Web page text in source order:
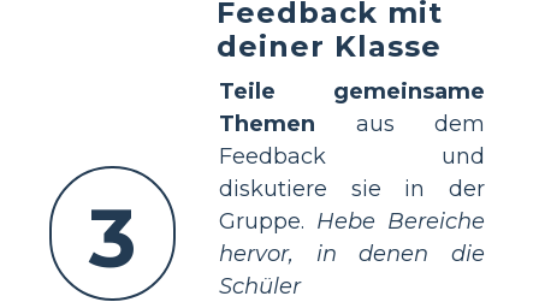
3
Feedback mit
deiner Klasse
Teile gemeinsame
Themen aus dem
Feedback und
diskutiere sie in der
Gruppe. Hebe Bereiche
hervor, in denen die
Schüler